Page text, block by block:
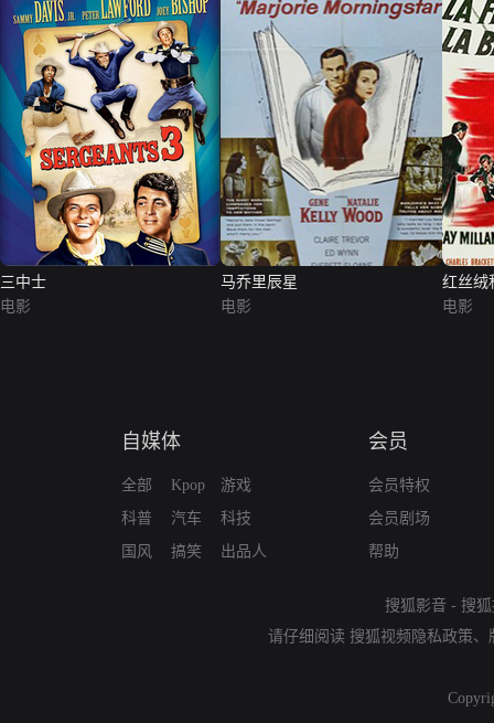
三中士
电影
马乔里辰星
电影
红丝绒
电影
自媒体
全部
科普
国风
Kpop
汽车
搞笑
游戏
科技
出品人
会员
会员特权
会员剧场
帮助
搜狐影音 - 搜
请仔细阅读 搜狐视频隐私政策、